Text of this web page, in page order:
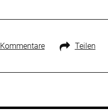
Kommentare Teilen